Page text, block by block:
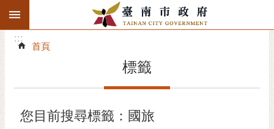
跳到主要內容區塊
搜
階
精彩府城
:::
:::
首頁
標籤
您目前搜尋標籤：國旅